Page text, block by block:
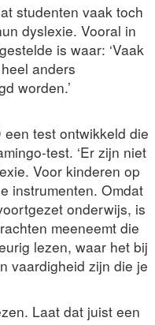
studenten vaak toch
dyslexie. Vooral in
is waar: ‘Vaak
anders
worden.’
test ontwikkeld die
test. ‘Er zijn niet
Voor kinderen op
instrumenten. Omdat
onderwijs, is
meeneemt die
lezen, waar het bij
vaardigheid zijn die je
Laat dat juist een